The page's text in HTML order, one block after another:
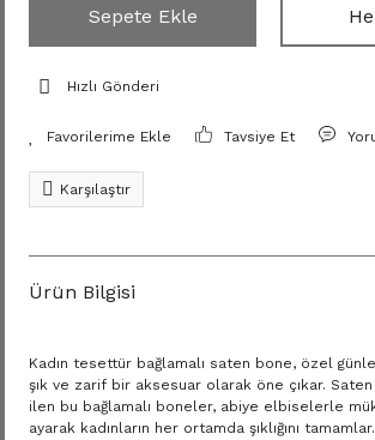
Sepete Ekle
Hızlı Gönderi
Tavsiye Et
Karşılaştır
Ürün Bilgisi
Kadın tesettür bağlamalı saten bone, özel
şık ve zarif bir aksesuar olarak öne çıkar.
ilen bu bağlamalı boneler, abiye elbiselerle
ayarak kadınların her ortamda şıklığını